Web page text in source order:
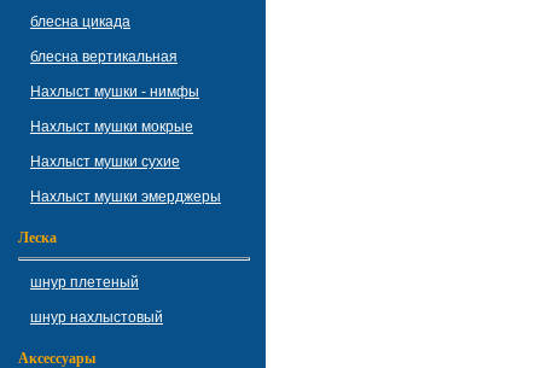
блесна цикада
блесна вертикальная
Нахлыст мушки - нимфы
Нахлыст мушки мокрые
Нахлыст мушки сухие
Нахлыст мушки эмерджеры
Леска
шнур плетеный
шнур нахлыстовый
Аксессуары